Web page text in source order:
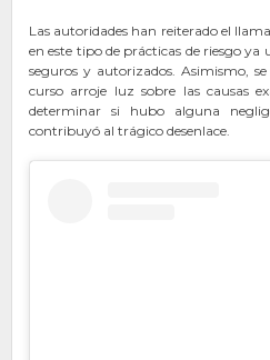
Las autoridades han reiterado el
en este tipo de prácticas de riesgo
seguros y autorizados. Asimismo,
curso arroje luz sobre las causas
determinar si hubo alguna
contribuyó al trágico desenlace.